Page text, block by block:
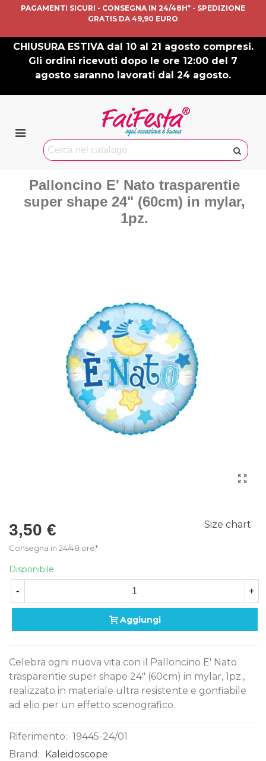
PAGAMENTI SICURI - CONSEGNA IN 24/48H* - SPEDIZIONE
GRATIS DA 49,90 EURO
CHIUSURA ESTIVA dal 10 al 21 agosto compresi.
Gli ordini ricevuti dopo le ore 12:00 del 7
agosto saranno lavorati dal 24 agosto.
Palloncino E' Nato trasparentie
super shape 24" (60cm) in mylar,
1pz.
3,50 €
Consegna in 24/48 ore*
Size chart
Disponibile
- +
Aggiungi
Celebra ogni nuova vita con il Palloncino E' Nato
trasparentie super shape 24" (60cm) in mylar, 1pz.,
realizzato in materiale ultra resistente e gonfiabile
ad elio per un effetto scenografico.
Riferimento: 19445-24/01
Brand:
Kaleidoscope